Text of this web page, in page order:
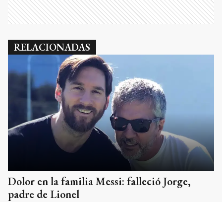
RELACIONADAS
Dolor en la familia Messi: falleció Jorge,
padre de Lionel